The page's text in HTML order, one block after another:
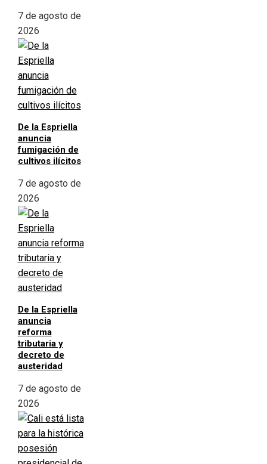
7 de agosto de
2026
De la Espriella
anuncia
fumigación de
cultivos ilícitos
7 de agosto de
2026
De la Espriella
anuncia
reforma
tributaria y
decreto de
austeridad
7 de agosto de
2026